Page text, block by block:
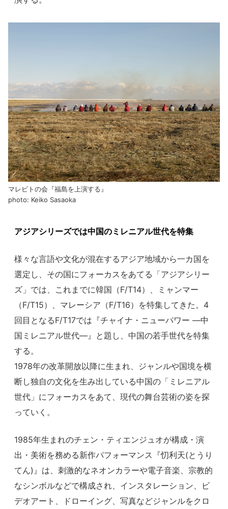
マレビトの会『福島を上演する』
photo: Keiko Sasaoka
アジアシリーズでは中国のミレニアル世代を特集
様々な言語や文化が混在するアジア地域から一カ国を
選定し、その国にフォーカスをあてる「アジアシリー
ズ」では、これまでに韓国（F/T14）、ミャンマー
（F/T15）、マレーシア（F/T16）を特集してきた。4
回目となるF/T17では『チャイナ・ニューパワー —中
国ミレニアル世代—』と題し、中国の若手世代を特集
する。
1978年の改革開放以降に生まれ、ジャンルや国境を横
断し独自の文化を生み出している中国の「ミレニアル
世代」にフォーカスをあて、現代の舞台芸術の姿を探
っていく。
1985年生まれのチェン・ティエンジュオが構成・演
出・美術を務める新作パフォーマンス『忉利天(とうり
てん)』は、刺激的なネオンカラーや電子音楽、宗教的
なシンボルなどで構成され、インスタレーション、ビ
デオアート、ドローイング、写真などジャンルをクロ